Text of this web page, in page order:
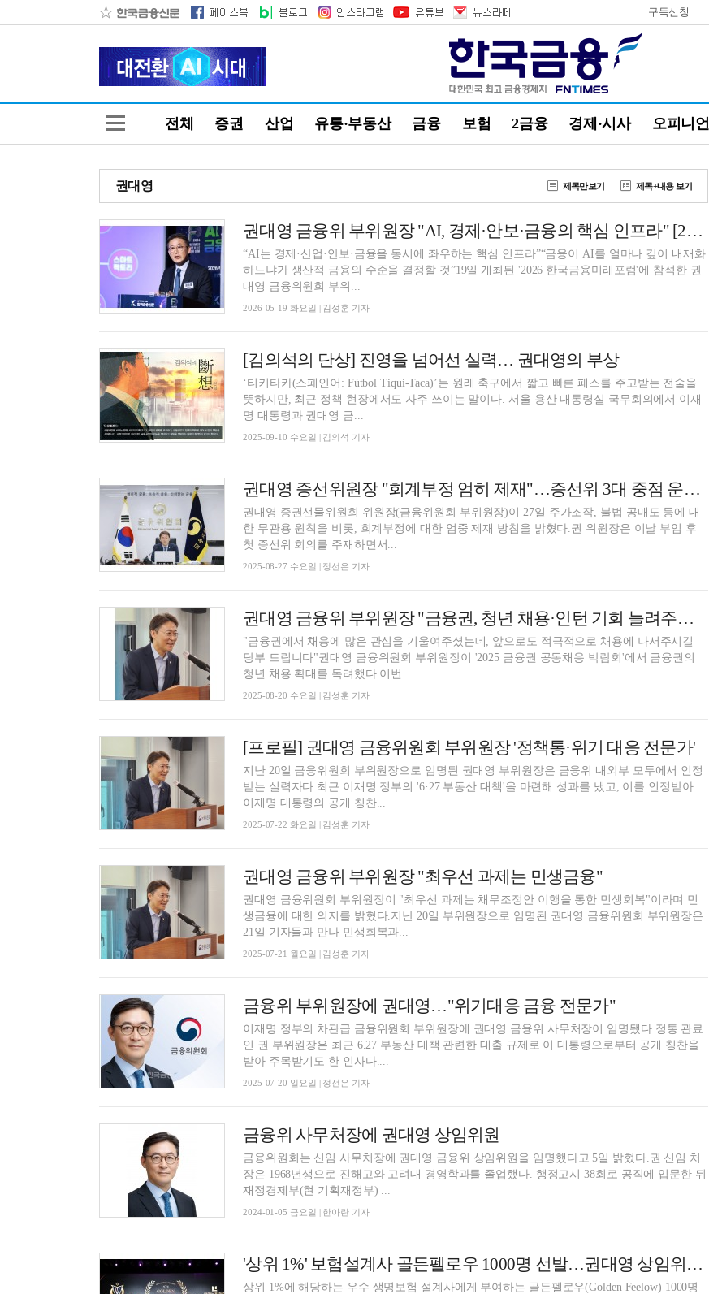
구독신청
전체 증권 산업 유통·부동산 금융 보험 2금융 경제·시사 오피니언
권대영 제목만보기 제목+내용 보기
권대영 금융위 부위원장 "AI, 경제·안보·금융의 핵심 인프라" [2026 한국금융미래포럼]
“AI는 경제·산업·안보·금융을 동시에 좌우하는 핵심 인프라”“금융이 AI를 얼마나 깊이 내재화
하느냐가 생산적 금융의 수준을 결정할 것”19일 개최된 '2026 한국금융미래포럼'에 참석한 권
대영 금융위원회 부위...
2026-05-19 화요일 | 김성훈 기자
[김의석의 단상] 진영을 넘어선 실력… 권대영의 부상
‘티키타카(스페인어: Fútbol Tiqui-Taca)’는 원래 축구에서 짧고 빠른 패스를 주고받는 전술을
뜻하지만, 최근 정책 현장에서도 자주 쓰이는 말이다. 서울 용산 대통령실 국무회의에서 이재
명 대통령과 권대영 금...
2025-09-10 수요일 | 김의석 기자
권대영 증선위원장 "회계부정 엄히 제재"…증선위 3대 중점 운영방향 제시
권대영 증권선물위원회 위원장(금융위원회 부위원장)이 27일 주가조작, 불법 공매도 등에 대
한 무관용 원칙을 비롯, 회계부정에 대한 엄중 제재 방침을 밝혔다.권 위원장은 이날 부임 후
첫 증선위 회의를 주재하면서...
2025-08-27 수요일 | 정선은 기자
권대영 금융위 부위원장 "금융권, 청년 채용·인턴 기회 늘려주길" [2025 금융권 공동채용 박람회]
"금융권에서 채용에 많은 관심을 기울여주셨는데, 앞으로도 적극적으로 채용에 나서주시길
당부 드립니다"권대영 금융위원회 부위원장이 '2025 금융권 공동채용 박람회'에서 금융권의
청년 채용 확대를 독려했다.이번...
2025-08-20 수요일 | 김성훈 기자
[프로필] 권대영 금융위원회 부위원장 '정책통·위기 대응 전문가'
지난 20일 금융위원회 부위원장으로 임명된 권대영 부위원장은 금융위 내외부 모두에서 인정
받는 실력자다.최근 이재명 정부의 '6·27 부동산 대책'을 마련해 성과를 냈고, 이를 인정받아
이재명 대통령의 공개 칭찬...
2025-07-22 화요일 | 김성훈 기자
권대영 금융위 부위원장 "최우선 과제는 민생금융"
권대영 금융위원회 부위원장이 "최우선 과제는 채무조정안 이행을 통한 민생회복"이라며 민
생금융에 대한 의지를 밝혔다.지난 20일 부위원장으로 임명된 권대영 금융위원회 부위원장은
21일 기자들과 만나 민생회복과...
2025-07-21 월요일 | 김성훈 기자
금융위 부위원장에 권대영…"위기대응 금융 전문가"
이재명 정부의 차관급 금융위원회 부위원장에 권대영 금융위 사무처장이 임명됐다.정통 관료
인 권 부위원장은 최근 6.27 부동산 대책 관련한 대출 규제로 이 대통령으로부터 공개 칭찬을
받아 주목받기도 한 인사다....
2025-07-20 일요일 | 정선은 기자
금융위 사무처장에 권대영 상임위원
금융위원회는 신임 사무처장에 권대영 금융위 상임위원을 임명했다고 5일 밝혔다.권 신임 처
장은 1968년생으로 진해고와 고려대 경영학과를 졸업했다. 행정고시 38회로 공직에 입문한 뒤
재정경제부(현 기획재정부) ...
2024-01-05 금요일 | 한아란 기자
'상위 1%' 보험설계사 골든펠로우 1000명 선발…권대영 상임위원 "보험산업 성장 기여"
상위 1%에 해당하는 우수 생명보험 설계사에게 부여하는 골든펠로우(Golden Feelow) 1000명